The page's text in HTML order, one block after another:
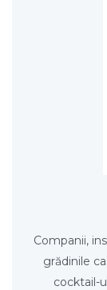
Companii,
grădinile
cocktail-